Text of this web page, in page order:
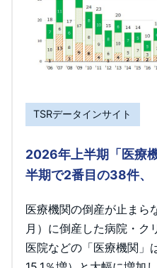
TSRデータインサイト
2026年上半期「医療
半期で2番目の38件、
医療機関の倒産が止ま
月）に倒産した病院・ク
医院などの「医療機関」